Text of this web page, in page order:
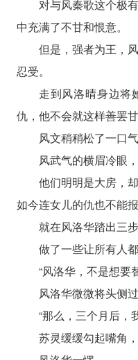
对与风秦歌这个极
中充满了不甘和恨意。
但是，强者为王，
忍受。
走到风洛晴身边将
仇，他不会就这样善罢
风文稍稍松了一口
风武气的横眉冷眼
他们明明是大房，
如今连女儿的仇也不能
就在风洛华踏出三
做了一些让所有人
“风洛华，不是想要
风洛华微微将头侧
“那么，三个月后，
苏灵缓缓勾起嘴角